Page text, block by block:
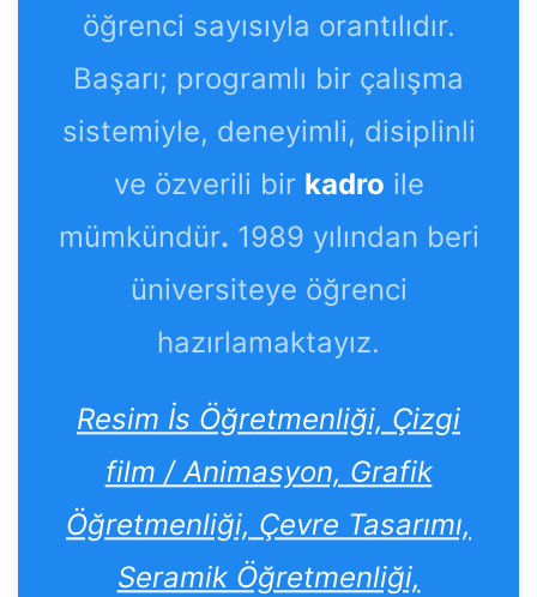
öğrenci sayısıyla orantılıdır.
Başarı; programlı bir çalışma
sistemiyle, deneyimli, disiplinli
ve özverili bir kadro ile
mümkündür. 1989 yılından beri
üniversiteye öğrenci
hazırlamaktayız.
Resim İs Öğretmenliği, Çizgi
film / Animasyon, Grafik
Öğretmenliği, Çevre Tasarımı,
Seramik Öğretmenliği,